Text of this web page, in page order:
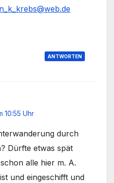
ANTWORTEN
10:55 Uhr
durch
Dürfte etwas spät
alle hier m. A.
und eingeschifft und